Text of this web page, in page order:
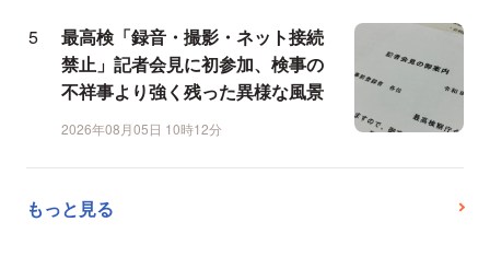
最高検「録音・撮影・ネット接続
禁止」記者会見に初参加、検事の
不祥事より強く残った異様な風景
2026年08月05日 10時12分
もっと見る